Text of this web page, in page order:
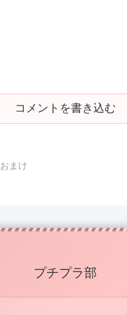
コメントを書き込む
おまけ
プチプラ部